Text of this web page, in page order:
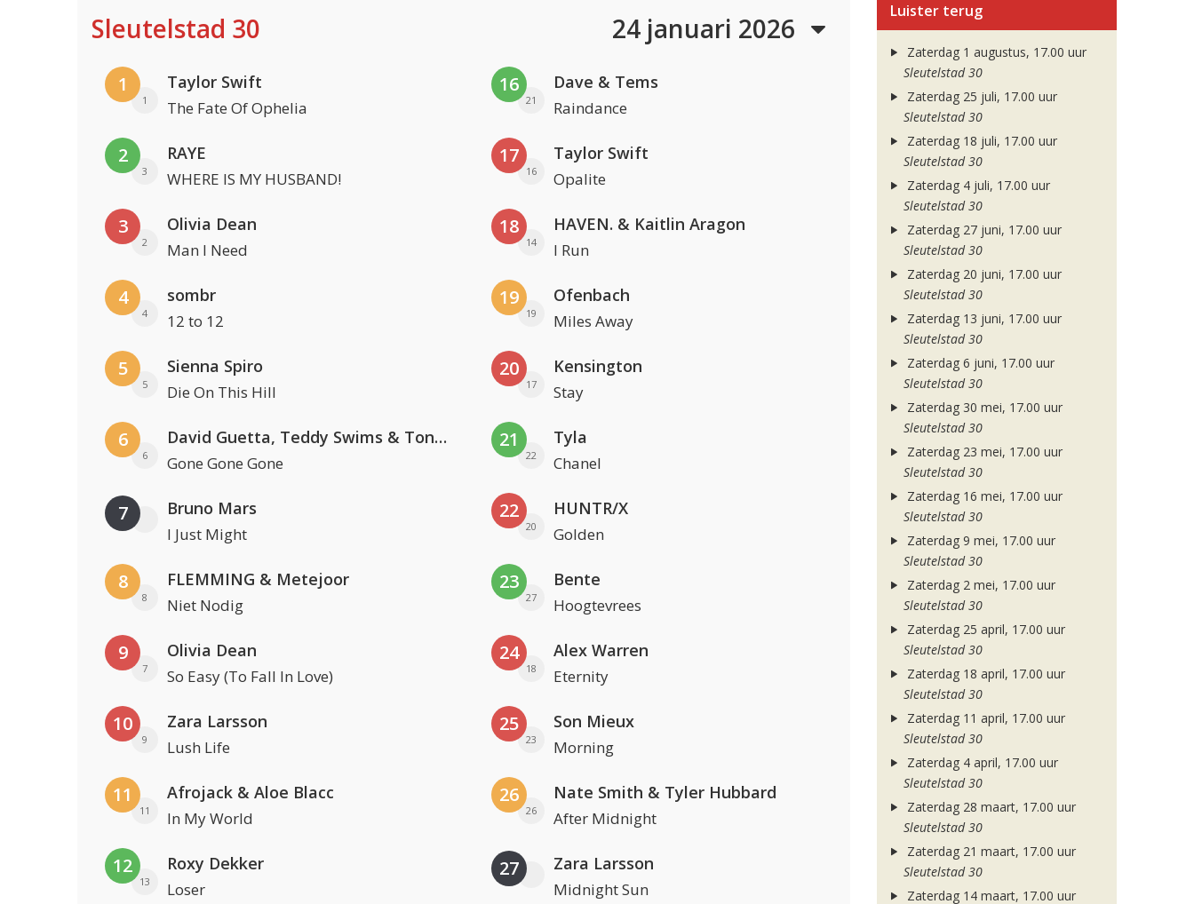
Sleutelstad 30 24 januari 2026
1
1
Taylor Swift
The Fate Of Ophelia
2
3
RAYE
WHERE IS MY HUSBAND!
3
2
Olivia Dean
Man I Need
4
4
sombr
12 to 12
5
5
Sienna Spiro
Die On This Hill
6
6
David Guetta, Teddy Swims & Tones And I
Gone Gone Gone
7 Bruno Mars
I Just Might
8
8
FLEMMING & Metejoor
Niet Nodig
9
7
Olivia Dean
So Easy (To Fall In Love)
10
9
Zara Larsson
Lush Life
11
11
Afrojack & Aloe Blacc
In My World
12
13
Roxy Dekker
Loser
16
21
Dave & Tems
Raindance
17
16
Taylor Swift
Opalite
18
14
HAVEN. & Kaitlin Aragon
I Run
19
19
Ofenbach
Miles Away
20
17
Kensington
Stay
21
22
Tyla
Chanel
22
20
HUNTR/X
Golden
23
27
Bente
Hoogtevrees
24
18
Alex Warren
Eternity
25
23
Son Mieux
Morning
26
26
Nate Smith & Tyler Hubbard
After Midnight
27 Zara Larsson
Midnight Sun
Luister terug
Zaterdag 1 augustus, 17.00 uur
Sleutelstad 30
Zaterdag 25 juli, 17.00 uur
Sleutelstad 30
Zaterdag 18 juli, 17.00 uur
Sleutelstad 30
Zaterdag 4 juli, 17.00 uur
Sleutelstad 30
Zaterdag 27 juni, 17.00 uur
Sleutelstad 30
Zaterdag 20 juni, 17.00 uur
Sleutelstad 30
Zaterdag 13 juni, 17.00 uur
Sleutelstad 30
Zaterdag 6 juni, 17.00 uur
Sleutelstad 30
Zaterdag 30 mei, 17.00 uur
Sleutelstad 30
Zaterdag 23 mei, 17.00 uur
Sleutelstad 30
Zaterdag 16 mei, 17.00 uur
Sleutelstad 30
Zaterdag 9 mei, 17.00 uur
Sleutelstad 30
Zaterdag 2 mei, 17.00 uur
Sleutelstad 30
Zaterdag 25 april, 17.00 uur
Sleutelstad 30
Zaterdag 18 april, 17.00 uur
Sleutelstad 30
Zaterdag 11 april, 17.00 uur
Sleutelstad 30
Zaterdag 4 april, 17.00 uur
Sleutelstad 30
Zaterdag 28 maart, 17.00 uur
Sleutelstad 30
Zaterdag 21 maart, 17.00 uur
Sleutelstad 30
Zaterdag 14 maart, 17.00 uur